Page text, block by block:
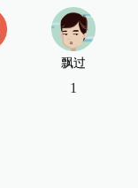
飘过
1